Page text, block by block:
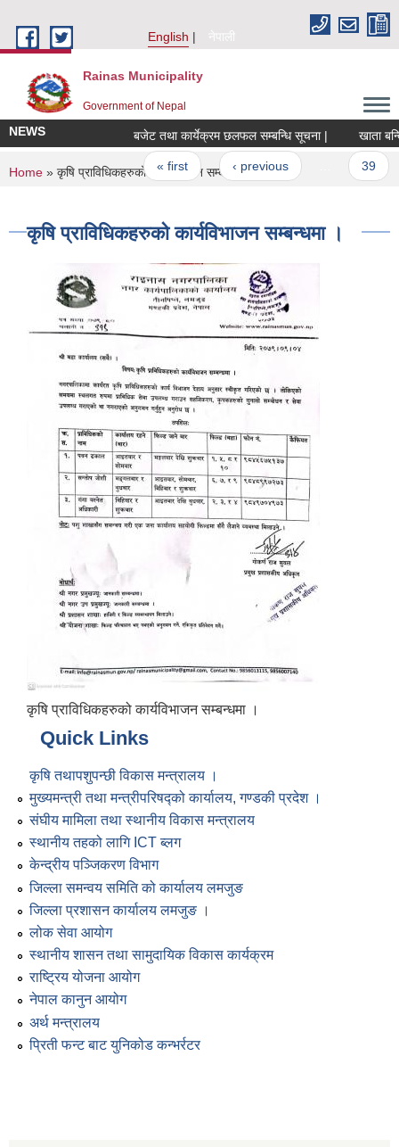
English
नेपाली
Rainas Municipality
Government of Nepal
NEWS बजेट तथा कार्येक्रम छलफल सम्बन्धि सूचना | खाता
Pages
« first ‹ previous 39
You are here
Home » कृषि प्राविधिकहरुको कार्यविभाजन सम्बन्धमा ।
कृषि प्राविधिकहरुको कार्यविभाजन सम्बन्धमा ।
कृषि प्राविधिकहरुको कार्यविभाजन सम्बन्धमा ।
Quick Links
कृषि तथापशुपन्छी विकास मन्त्रालय ।
मुख्यमन्त्री तथा मन्त्रीपरिषद्को कार्यालय, गण्डकी प्रदेश ।
संघीय मामिला तथा स्थानीय विकास मन्त्रालय
स्थानीय तहको लागि ICT ब्लग
केन्द्रीय पञ्जिकरण विभाग
जिल्ला समन्वय समिति को कार्यालय लमजुङ
जिल्ला प्रशासन कार्यालय लमजुङ ।
लोक सेवा आयोग
स्थानीय शासन तथा सामुदायिक विकास कार्यक्रम
राष्ट्रिय योजना आयोग
नेपाल कानुन आयोग
अर्थ मन्त्रालय
प्रिती फन्ट बाट युनिकोड कन्भर्रटर